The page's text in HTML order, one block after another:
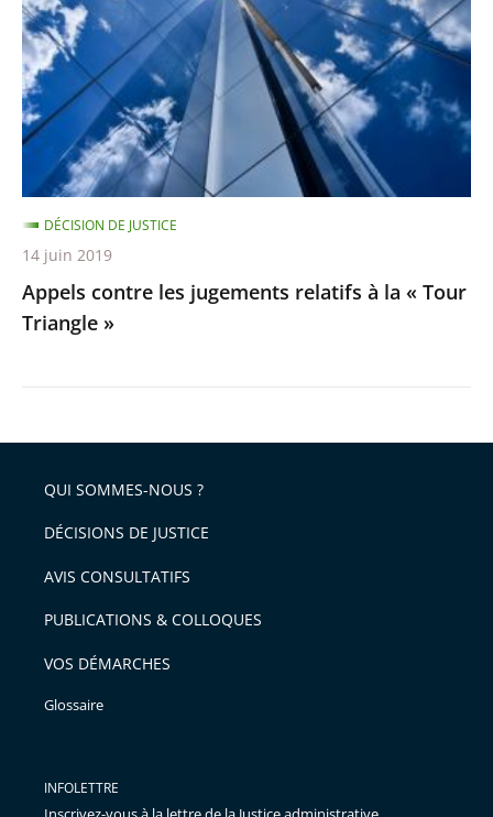
jugements
relatifs
à
la
«
Tour
Triangle
»
Appels contre les jugements relatifs à la « Tour
Triangle »
DÉCISION DE JUSTICE
14 juin 2019
QUI SOMMES-NOUS ?
DÉCISIONS DE JUSTICE
AVIS CONSULTATIFS
PUBLICATIONS & COLLOQUES
VOS DÉMARCHES
Glossaire
INFOLETTRE